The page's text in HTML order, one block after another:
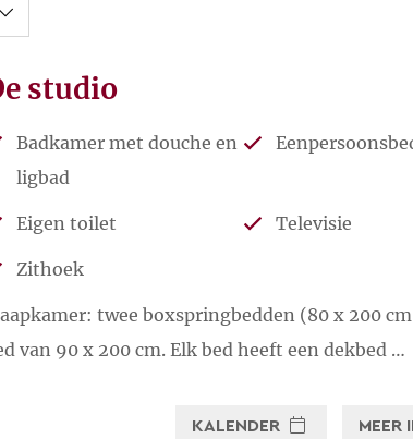
studio
Badkamer met douche en
ligbad
Eigen toilet Televisie
Zithoek
twee boxspringbedden (80 x 200
van 90 x 200 cm. Elk bed heeft een dekbed …
KALENDER MEER